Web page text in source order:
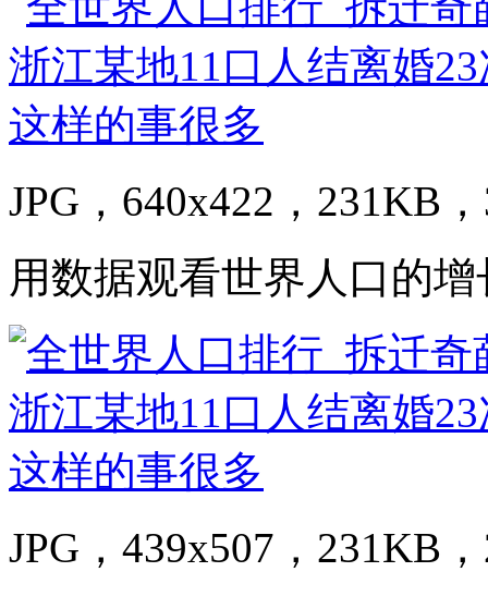
JPG，640x422，231KB
用数据观看世界人口的
JPG，439x507，231KB